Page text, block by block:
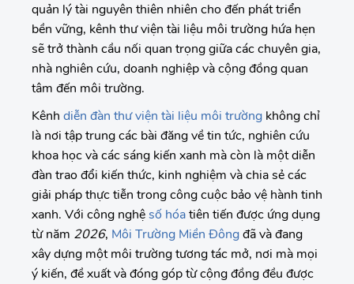
quản lý tài nguyên thiên nhiên cho đến phát triển
bền vững, kênh thư viện tài liệu môi trường hứa hẹn
sẽ trở thành cầu nối quan trọng giữa các chuyên gia,
nhà nghiên cứu, doanh nghiệp và cộng đồng quan
tâm đến môi trường.
Kênh diễn đàn thư viện tài liệu môi trường không chỉ
là nơi tập trung các bài đăng về tin tức, nghiên cứu
khoa học và các sáng kiến xanh mà còn là một diễn
đàn trao đổi kiến thức, kinh nghiệm và chia sẻ các
giải pháp thực tiễn trong công cuộc bảo vệ hành tinh
xanh. Với công nghệsố hóatiên tiến được ứng dụng
từ năm 2026, Môi Trường Miền Đôngđã và đang
xây dựng một môi trường tương tác mở, nơi mà mọi
ý kiến, đề xuất và đóng góp từ cộng đồng đều được